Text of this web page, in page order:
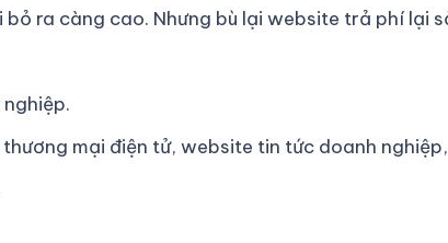
ra càng cao. Nhưng bù lại website trả phí lại
mại điện tử, website tin tức doanh